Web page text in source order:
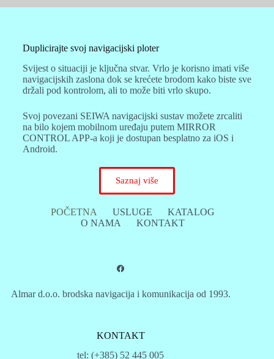
Duplicirajte svoj navigacijski ploter
Svijest o situaciji je ključna stvar. Vrlo je korisno imati više
navigacijskih zaslona dok se krećete brodom kako biste sve
držali pod kontrolom, ali to može biti vrlo skupo.
Svoj povezani SEIWA navigacijski sustav možete zrcaliti
na bilo kojem mobilnom uređaju putem MIRROR
CONTROL APP-a koji je dostupan besplatno za iOS i
Android.
Saznaj više
POČETNA USLUGE
KATALOG
O NAMA
KONTAKT
Almar d.o.o. brodska navigacija i komunikacija od 1993.
KONTAKT
tel: (+385) 52 445 005